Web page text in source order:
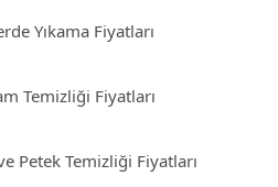
Yıkama Fiyatları
Temizliği Fiyatları
Petek Temizliği Fiyatları